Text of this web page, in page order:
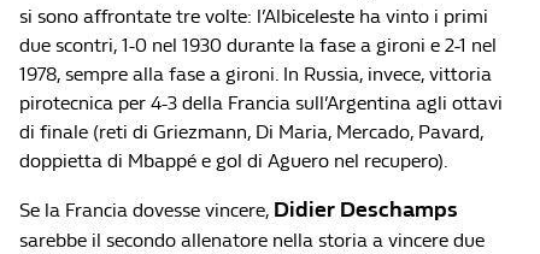
si sono affrontate tre volte: l’Albiceleste ha vinto i primi
due scontri, 1-0 nel 1930 durante la fase a gironi e 2-1 nel
1978, sempre alla fase a gironi. In Russia, invece, vittoria
pirotecnica per 4-3 della Francia sull’Argentina agli ottavi
di finale (reti di Griezmann, Di Maria, Mercado, Pavard,
doppietta di Mbappé e gol di Aguero nel recupero).
Se la Francia dovesse vincere, Didier Deschamps
sarebbe il secondo allenatore nella storia a vincere due